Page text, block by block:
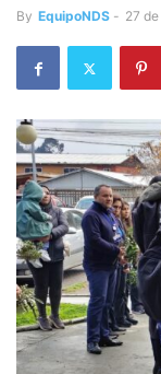
By EquipoNDS - 27